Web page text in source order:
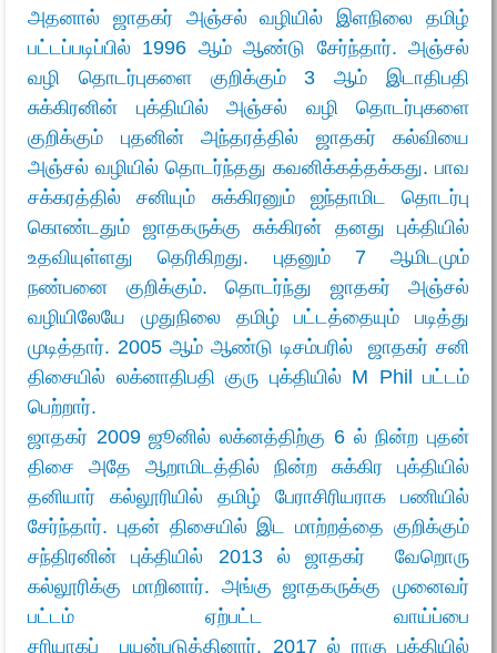
அதனால் ஜாதகர் அஞ்சல் வழியில் இளநிலை தமிழ்
பட்டப்படிப்பில் 1996 ஆம் ஆண்டு சேர்ந்தார். அஞ்சல்
வழி தொடர்புகளை குறிக்கும் 3 ஆம் இடாதிபதி
சுக்கிரனின் புக்தியில் அஞ்சல் வழி தொடர்புகளை
குறிக்கும் புதனின் அந்தரத்தில் ஜாதகர் கல்வியை
அஞ்சல் வழியில் தொடர்ந்தது கவனிக்கத்தக்கது. பாவ
சக்கரத்தில் சனியும் சுக்கிரனும் ஐந்தாமிட தொடர்பு
கொண்டதும் ஜாதகருக்கு சுக்கிரன் தனது புக்தியில்
உதவியுள்ளது தெரிகிறது. புதனும் 7 ஆமிடமும்
நண்பனை குறிக்கும்.
தொடர்ந்து ஜாதகர் அஞ்சல்
வழியிலேயே முதுநிலை தமிழ் பட்டத்தையும் படித்து
முடித்தார். 2005 ஆம் ஆண்டு டிசம்பரில் ஜாதகர் சனி
திசையில் லக்னாதிபதி குரு புக்தியில் M Phil பட்டம்
பெற்றார்.
ஜாதகர் 2009 ஜூனில் லக்னத்திற்கு 6 ல் நின்ற புதன்
திசை அதே ஆறாமிடத்தில் நின்ற சுக்கிர புக்தியில்
தனியார் கல்லூரியில் தமிழ் பேராசிரியராக பணியில்
சேர்ந்தார். புதன் திசையில் இட மாற்றத்தை குறிக்கும்
சந்திரனின் புக்தியில் 2013 ல் ஜாதகர் வேறொரு
கல்லூரிக்கு மாறினார். அங்கு ஜாதகருக்கு முனைவர்
பட்டம் ஏற்பட்ட வாய்ப்பை
சரியாகப் பயன்படுத்தினார். 2017 ல் ராகு புக்தியில்